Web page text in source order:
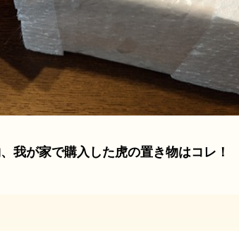
我が家で購入した虎の置き物はコレ！